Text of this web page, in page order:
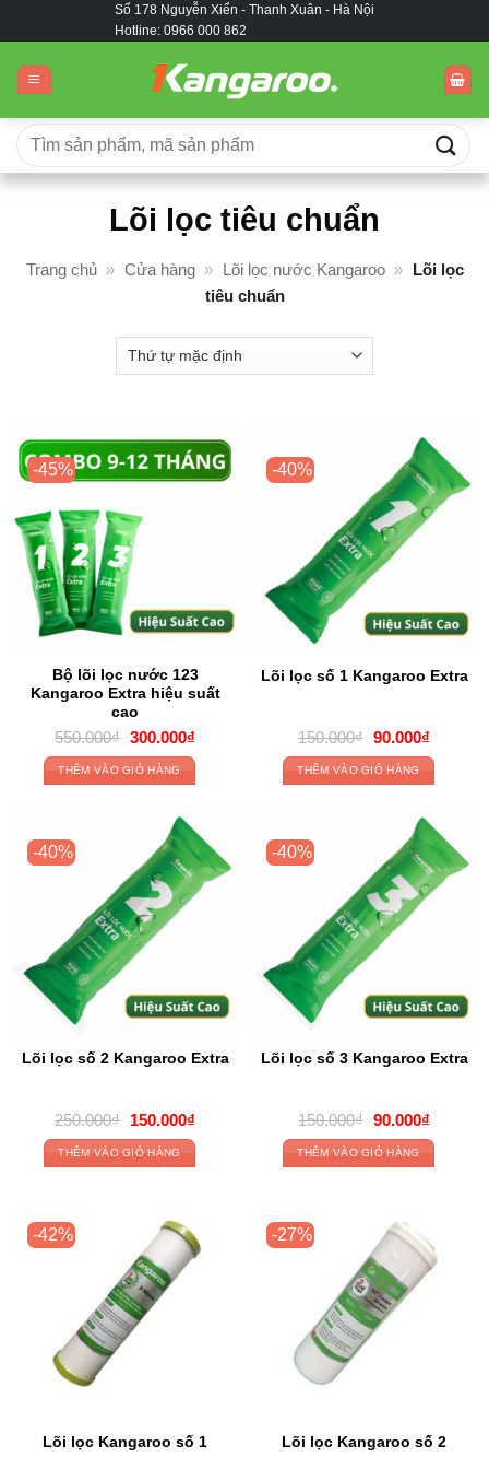
qua
nội
dung
Số 178 Nguyễn Xiển - Thanh Xuân - Hà Nội
Hotline: 0966 000 862
Tìm
Lõi lọc tiêu chuẩn
Trang chủ » Cửa hàng » Lõi lọc nước Kangaroo » Lõi lọc
tiêu chuẩn
-45%
Bộ lõi lọc nước 123
Kangaroo Extra hiệu suất
cao
550.000₫ Original
price
was:
550.000₫.
300.000₫Current
is:
300.000₫.
THÊM VÀO GIỎ HÀNG
-40%
Lõi lọc số 1 Kangaroo Extra
150.000₫ Original
price
was:
150.000₫.
90.000₫Current
price
is:
90.000₫.
THÊM VÀO GIỎ HÀNG
-40%
Lõi lọc số 2 Kangaroo Extra
250.000₫ Original
price
was:
250.000₫.
150.000₫Current
is:
150.000₫.
THÊM VÀO GIỎ HÀNG
-40%
Lõi lọc số 3 Kangaroo Extra
150.000₫ Original
price
was:
150.000₫.
90.000₫Current
price
is:
90.000₫.
THÊM VÀO GIỎ HÀNG
-42%
Lõi lọc Kangaroo số 1
-27%
Lõi lọc Kangaroo số 2